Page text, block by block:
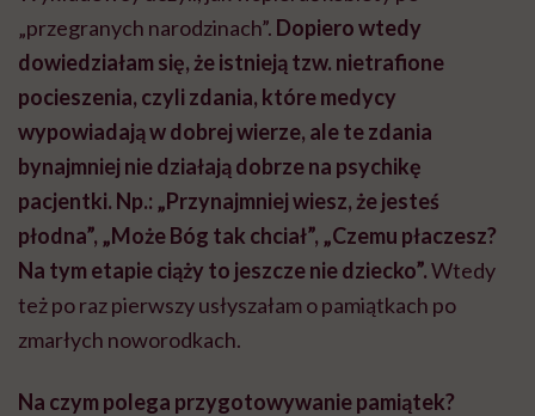
„przegranych narodzinach”. Dopiero wtedy
dowiedziałam się, że istnieją tzw. nietrafione
pocieszenia, czyli zdania, które medycy
wypowiadają w dobrej wierze, ale te zdania
bynajmniej nie działają dobrze na psychikę
pacjentki. Np.: „Przynajmniej wiesz, że jesteś
płodna”, „Może Bóg tak chciał”, „Czemu płaczesz?
Na tym etapie ciąży to jeszcze nie dziecko”.Wtedy
też po raz pierwszy usłyszałam o pamiątkach po
zmarłych noworodkach.
Na czym polega przygotowywanie pamiątek?